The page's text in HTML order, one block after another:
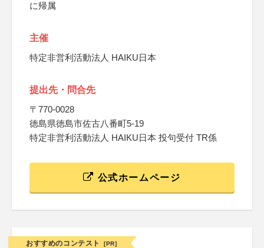
に帰属
主催
特定非営利活動法人 HAIKU日本
提出先・問合先
〒770-0028
徳島県徳島市佐古八番町5-19
特定非営利活動法人 HAIKU日本 投句受付 TR係
公式ホームページ
おすすめのコンテスト [PR]